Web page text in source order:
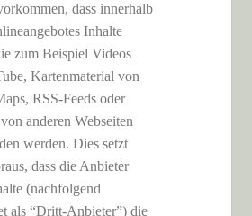
dass innerhalb
Inhalte
zum Beispiel Videos
Kartenmaterial von
RSS-Feeds oder
anderen Webseiten
werden. Dies setzt
dass die Anbieter
(nachfolgend
als “Dritt-Anbieter”) die